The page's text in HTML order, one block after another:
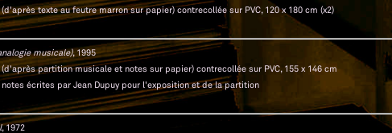
texte au feutre marron sur papier) contrecollée sur PVC, 120 x 180 cm (x2)
musicale), 1995
partition musicale et notes sur papier) contrecollée sur PVC, 155 x 146 cm
écrites par Jean Dupuy pour l'exposition et de la partition
, 1972